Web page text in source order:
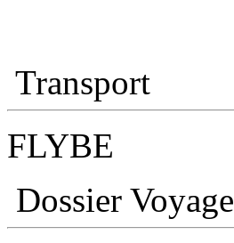
Transport
FLYBE
Dossier Voyage